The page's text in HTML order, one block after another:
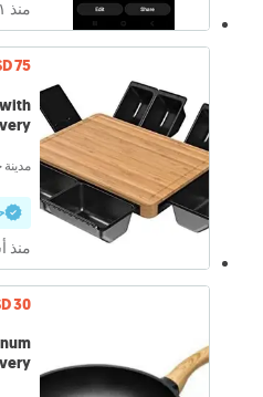
منذ ١ أسبوع
75
منذ
30